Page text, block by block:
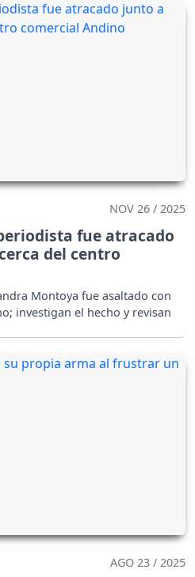
NOV 26 / 2025
fue atracado
del centro
Montoya fue asaltado con
investigan el hecho y revisan
AGO 23 / 2025